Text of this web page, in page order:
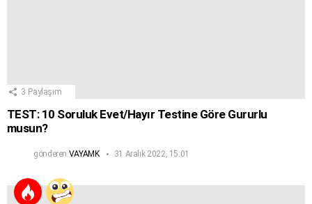
3 Paylaşım
TEST: 10 Soruluk Evet/Hayır Testine Göre Gururlu
musun?
gönderen VAYAMK 31 Aralık 2022, 15:01